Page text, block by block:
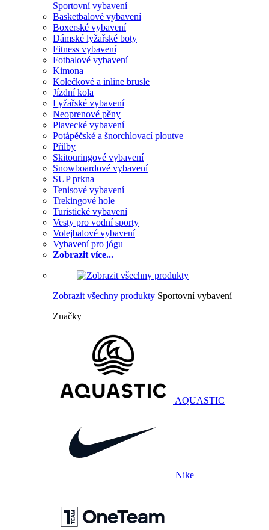
Sportovní vybavení
Basketbalové vybavení
Boxerské vybavení
Dámské lyžařské boty
Fitness vybavení
Fotbalové vybavení
Kimona
Kolečkové a inline brusle
Jízdní kola
Lyžařské vybavení
Neoprenové pěny
Plavecké vybavení
Potápěčské a šnorchlovací ploutve
Přilby
Skitouringové vybavení
Snowboardové vybavení
SUP prkna
Tenisové vybavení
Trekingové hole
Turistické vybavení
Vesty pro vodní sporty
Volejbalové vybavení
Vybavení pro jógu
Zobrazit více...
Zobrazit všechny produkty Sportovní vybavení
Značky
AQUASTIC
Nike